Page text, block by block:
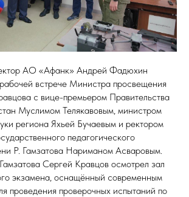
АО «Афанк» Андрей Фадюхин
встрече Министра просвещения
с вице-премьером Правительства
Муслимом Телякавовым, министром
региона Яхьей Бучаевым и ректором
педагогического
Р. Гамзатова Нариманом Асваровым.
Сергей Кравцов осмотрел зал
экзамена, оснащённый современным
проведения проверочных испытаний по